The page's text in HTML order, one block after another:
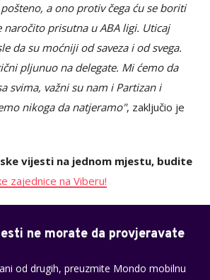
a ono protiv čega ću se boriti
prisutna u ABA ligi. Uticaj
da su moćniji od saveza i od svega.
pljunuo na delegate. Mi ćemo da
svima, važni su nam i Partizan i
nikoga da natjeramo", zaključio je
vijesti na jednom mjestu, budite
zajednice na Viberu!
ne morate da provjeravate
od drugih, preuzmite Mondo mobilnu